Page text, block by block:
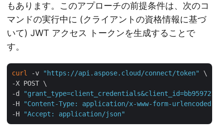
もあります。このアプローチの前提条件は、次のコ
マンドの実行中に (クライアントの資格情報に基づ
いて) JWT アクセス トークンを生成することで
す。
curl -v "https://api.aspose.cloud/connect/token"
\
-X POST \
-d
"grant_type=client_credentials&client_id=bb959721-
-H
"Content-Type: application/x-www-form-urlencoded"
-H
"Accept: application/json"